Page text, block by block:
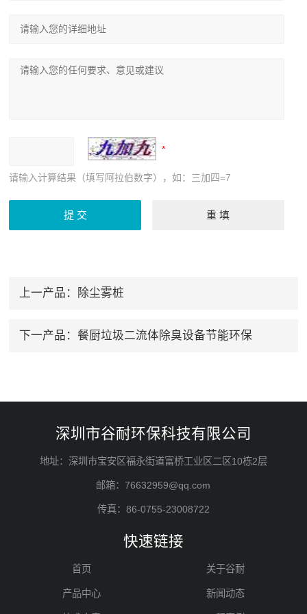
请输入计算结果（填写阿拉伯数字），如：三加四=7
上一产品： 除尘雾桩
下一产品： 餐厨垃圾二流体除臭设备节能环保
深圳市谷耐环保科技有限公司
地址：深圳市宝安区福永街道富桥工业区二区10栋2层
邮箱：76632959@qq.com
传真：86-0755-23008722
快速链接
首页 关于谷耐
产品中心 新闻动态